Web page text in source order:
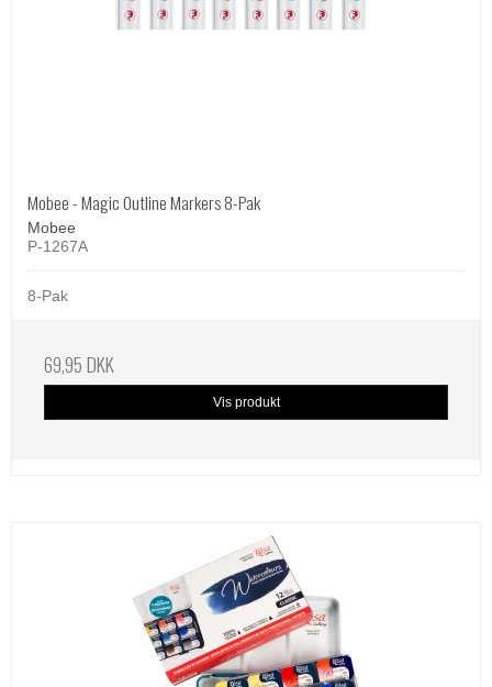
Mobee - Magic Outline Markers 8-Pak
Mobee
P-1267A
8-Pak
69,95 DKK
Vis produkt